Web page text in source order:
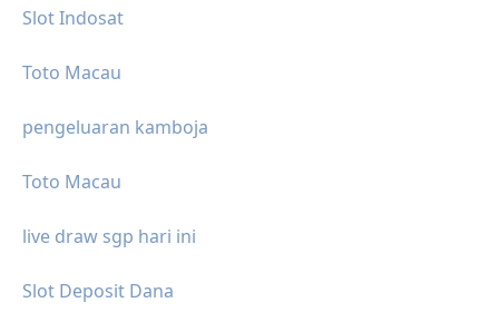
Slot Indosat
Toto Macau
pengeluaran kamboja
Toto Macau
live draw sgp hari ini
Slot Deposit Dana